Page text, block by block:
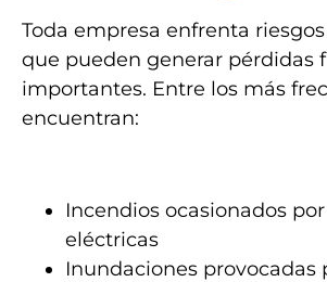
Toda empresa enfrenta
que pueden generar pérdidas
importantes. Entre los más
encuentran:
Incendios ocasionados
eléctricas
Inundaciones provocadas